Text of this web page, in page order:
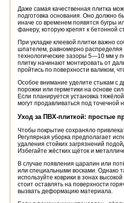
Даже самая качественная плитка
подготовка основания. Оно должно
иначе со временем появятся бугры
фанеру, которую крепят к бетонной
При укладке клеевой плитки важно
шпателем, равномерно распределяя
технологические зазоры 5—10 мм у
плитку начинают монтировать от
пройтись по поверхности валиком,
Особое внимание уделите стыкам с
порожки или герметики на основе
Если планируется установка
могут продавливаться под
Уход за ПВХ-плиткой: простые
Чтобы покрытие сохраняло
Регулярная уборка предполагает
удаления стойких загрязнений
Избегайте жёстких щёток и
В случае появления царапин или
или специальными восками. Однако
используйте коврики в зонах
стоит оставлять на поверхности
вызвать деформацию материала.